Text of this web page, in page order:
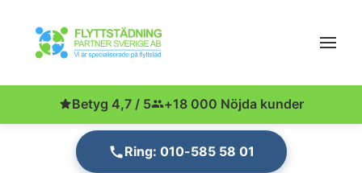
Betyg 4,7 / 5 +18 000 Nöjda kunder
Ring: 010-585 58 01